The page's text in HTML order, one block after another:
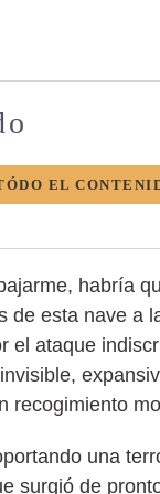
EL
habría
de esta nave a
el ataque
recogimiento
una
surgió de